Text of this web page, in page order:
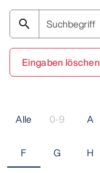
search
Eingaben löschen
Alle 0-9 A
F G H